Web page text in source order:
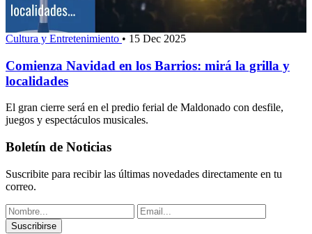
Cultura y Entretenimiento • 15 Dec 2025
Comienza Navidad en los Barrios: mirá la grilla y
localidades
El gran cierre será en el predio ferial de Maldonado con desfile,
juegos y espectáculos musicales.
Boletín de Noticias
Suscribite para recibir las últimas novedades directamente en tu
correo.
Suscribirse